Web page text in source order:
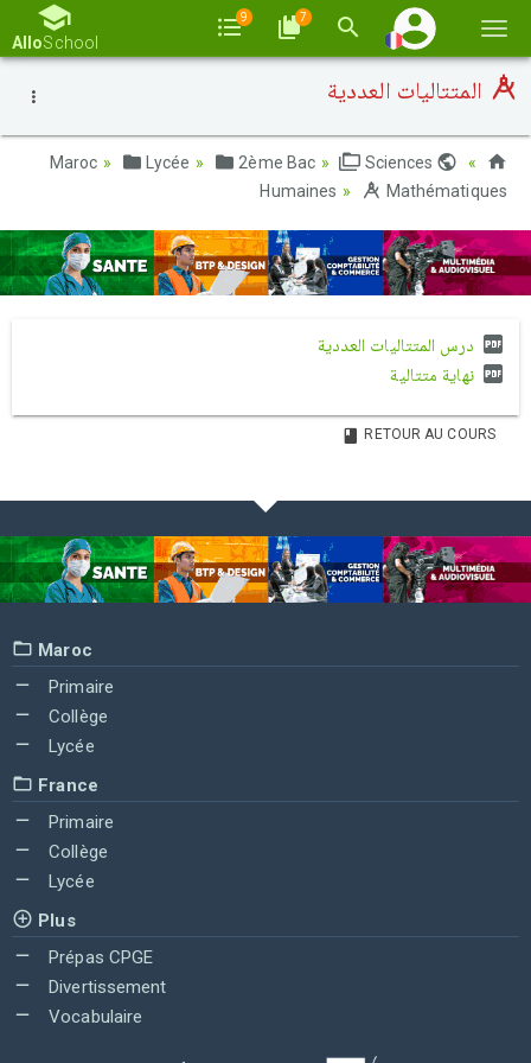
la
AlloSchool
9 7
المتتاليات العددية
Lycée 2ème Bac
Sciences
Humaines
Mathématiques
درس المتتاليات العددية
نهاية متتالية
RETOUR AU COURS
Maroc
Primaire
Collège
Lycée
France
Primaire
Collège
Lycée
Plus
Prépas CPGE
Divertissement
Vocabulaire